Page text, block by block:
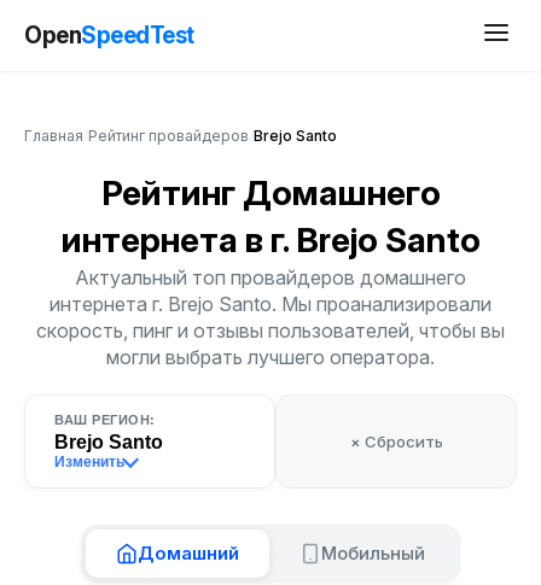
OpenSpeedTest
Главная Рейтинг провайдеров Brejo Santo
Рейтинг Домашнего
интернета в г. Brejo Santo
Актуальный топ провайдеров домашнего
интернета г. Brejo Santo. Мы проанализировали
скорость, пинг и отзывы пользователей, чтобы вы
могли выбрать лучшего оператора.
ВАШ РЕГИОН:
Brejo Santo
Изменить
× Сбросить
Домашний Мобильный